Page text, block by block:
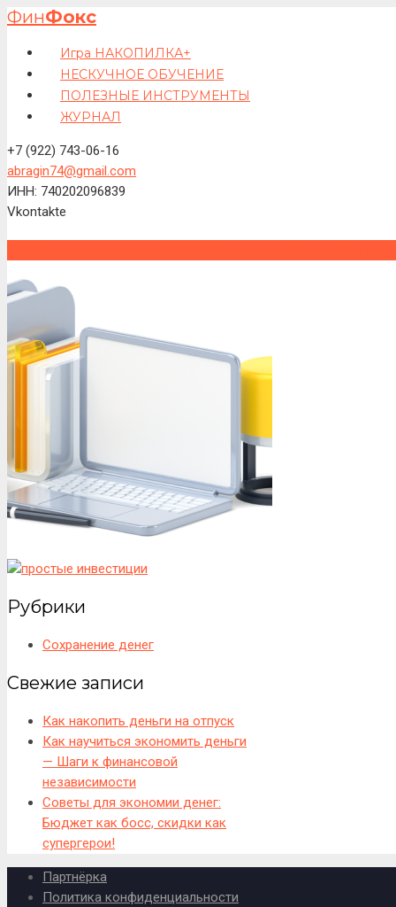
ФинФокс
Игра НАКОПИЛКА+
НЕСКУЧНОЕ ОБУЧЕНИЕ
ПОЛЕЗНЫЕ ИНСТРУМЕНТЫ
ЖУРНАЛ
+7 (922) 743-06-16
abragin74@gmail.com
ИНН: 740202096839
Vkontakte
Рубрики
Сохранение денег
Свежие записи
Как накопить деньги на отпуск
Как научиться экономить деньги
— Шаги к финансовой
независимости
Советы для экономии денег:
Бюджет как босс, скидки как
супергерои!
Партнёрка
Политика конфиденциальности